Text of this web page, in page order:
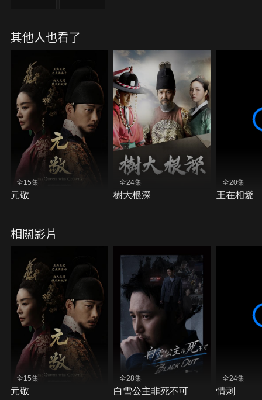
其他人也看了
全15集
元敬
全24集
樹大根深
全20集
王在相愛
相關影片
全15集
元敬
全28集
白雪公主非死不可
全24集
情刺